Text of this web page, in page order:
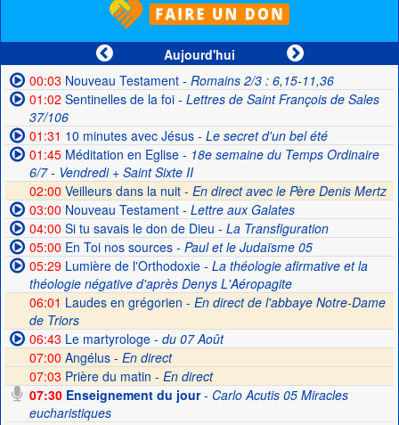
Aujourd'hui
00:03 Nouveau Testament- Romains 2/3 : 6,15-11,36
01:02 Sentinelles de la foi- Lettres de Saint François de Sales
37/106
01:31 10 minutes avec Jésus- Le secret d'un bel été
01:45Méditation en Eglise- 18e semaine du Temps Ordinaire
6/7 - Vendredi + Saint Sixte II
02:00 Veilleurs dans la nuit - En direct avec le Père Denis Mertz
03:00 Nouveau Testament- Lettre aux Galates
04:00 Si tu savais le don de Dieu - La Transfiguration
05:00 En Toi nos sources- Paul et le Judaïsme 05
05:29Lumière de l'Orthodoxie- La théologie afirmative et la
théologie négative d'après Denys L'Aéropagite
06:01 Laudes en grégorien - En direct de l'abbaye Notre-Dame
de Triors
06:43 Le martyrologe- du 07 Août
07:00 Angélus - En direct
07:03 Prière du matin - En direct
07:30Enseignement du jour- Carlo Acutis 05 Miracles
eucharistiques